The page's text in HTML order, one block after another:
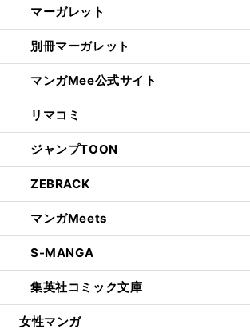
マーガレット
別冊マーガレット
マンガMee公式サイト
リマコミ
ジャンプTOON
ZEBRACK
マンガMeets
S-MANGA
集英社コミック文庫
女性マンガ